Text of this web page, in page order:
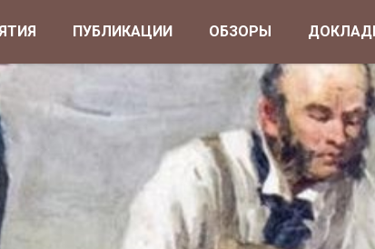
ПУБЛИКАЦИИ ОБЗОРЫ